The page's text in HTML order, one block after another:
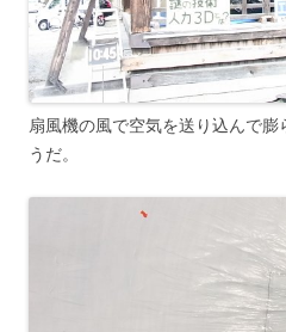
扇風機の風で空気を送り込んで
うだ。